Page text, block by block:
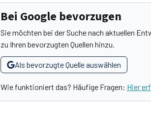
Bei Google bevorzugen
Sie möchten bei der Suche nach aktuellen
zu Ihren bevorzugten Quellen hinzu.
Als bevorzugte Quelle auswählen
Wie funktioniert das? Häufige Fragen: Hier